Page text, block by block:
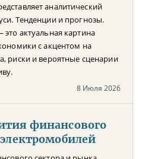
аналитический
Тенденции и прогнозы.
актуальная картина
с акцентом на
риски и вероятные сценарии
8 Июля 2026
финансового